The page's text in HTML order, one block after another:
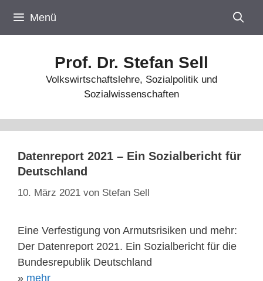
Inhalt
springen
Menü
Prof. Dr. Stefan Sell
Volkswirtschaftslehre, Sozialpolitik und
Sozialwissenschaften
Datenreport 2021 – Ein Sozialbericht für
Deutschland
10. März 2021 von Stefan Sell
Eine Verfestigung von Armutsrisiken und mehr:
Der Datenreport 2021. Ein Sozialbericht für die
Bundesrepublik Deutschland
» mehr